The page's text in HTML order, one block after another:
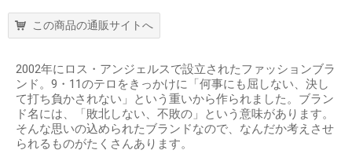
この商品の通販サイトへ
2002年にロス・アンジェルスで設立されたファッションブラ
ンド。9・11のテロをきっかけに「何事にも屈しない、決し
て打ち負かされない」という重いから作られました。ブラン
ド名には、「敗北しない、不敗の」という意味があります。
そんな思いの込められたブランドなので、なんだか考えさせ
られるものがたくさんあります。